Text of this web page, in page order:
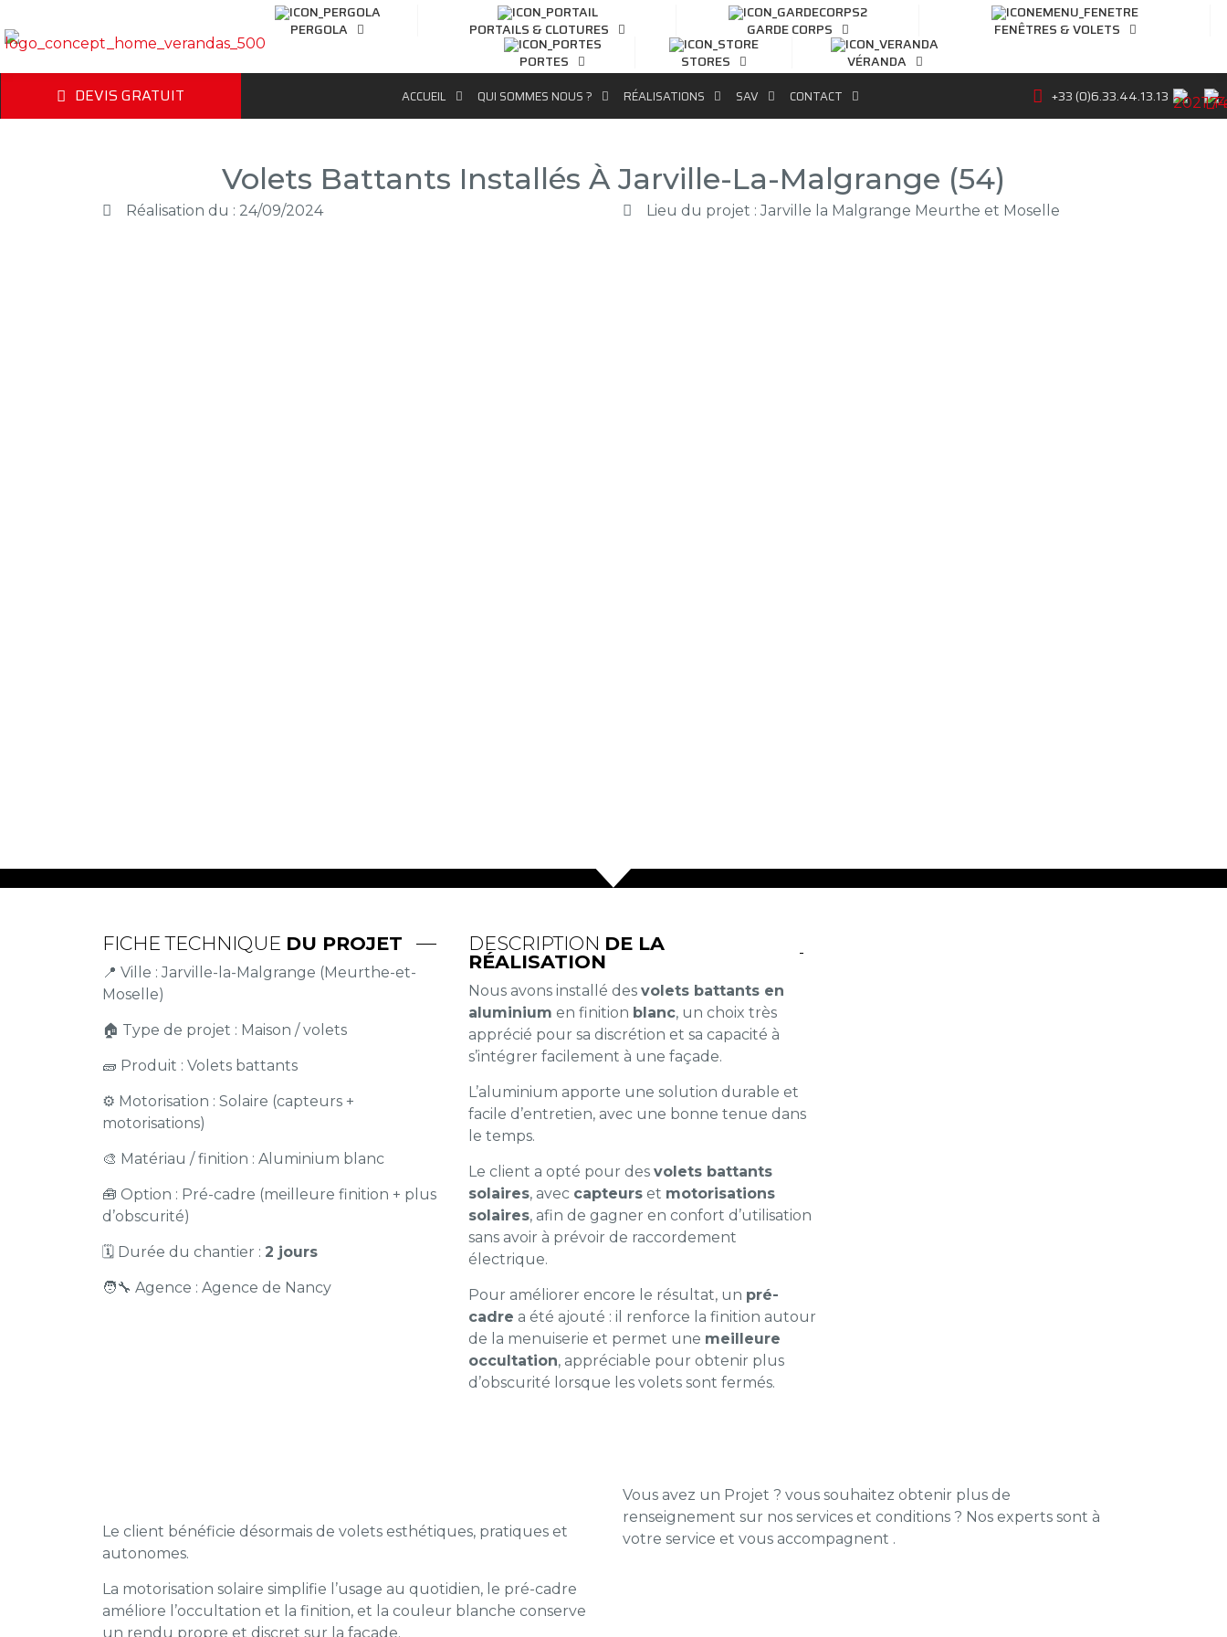
PERGOLA PORTAILS & CLOTURES GARDE CORPS
FENÊTRES & VOLETS
PORTES
STORES VÉRANDA
DEVIS GRATUIT ACCUEIL QUI SOMMES NOUS ? RÉALISATIONS SAV CONTACT +33 (0)6.33.44.13.13
Volets Battants Installés À Jarville-La-Malgrange (54)
Réalisation du : 24/09/2024 Lieu du projet : Jarville la Malgrange Meurthe et Moselle
FICHE TECHNIQUE DU PROJET
📍 Ville : Jarville-la-Malgrange (Meurthe-et-
Moselle)
🏠 Type de projet : Maison / volets
🧱 Produit : Volets battants
⚙️ Motorisation : Solaire (capteurs +
motorisations)
🎨 Matériau / finition : Aluminium blanc
🧰 Option : Pré-cadre (meilleure finition + plus
d’obscurité)
🗓️ Durée du chantier : 2 jours
🧑‍🔧 Agence : Agence de Nancy
DESCRIPTION DE LA
RÉALISATION
Nous avons installé desvolets battants en
aluminium en finition blanc, un choix très
apprécié pour sa discrétion et sa capacité à
s’intégrer facilement à une façade.
L’aluminium apporte une solution durable et
facile d’entretien, avec une bonne tenue dans
le temps.
Le client a opté pour desvolets battants
solaires, avec capteurs et motorisations
solaires, afin de gagner en confort d’utilisation
sans avoir à prévoir de raccordement
électrique.
Pour améliorer encore le résultat, un pré-
cadre a été ajouté : il renforce la finition autour
de la menuiserie et permet une meilleure
occultation, appréciable pour obtenir plus
d’obscurité lorsque les volets sont fermés.
Le client bénéficie désormais de volets esthétiques, pratiques et
autonomes.
La motorisation solaire simplifie l’usage au quotidien, le pré-cadre
améliore l’occultation et la finition, et la couleur blanche conserve
un rendu propre et discret sur la façade.
Vous avez un Projet ? vous souhaitez obtenir plus de
renseignement sur nos services et conditions ? Nos experts sont à
votre service et vous accompagnent .